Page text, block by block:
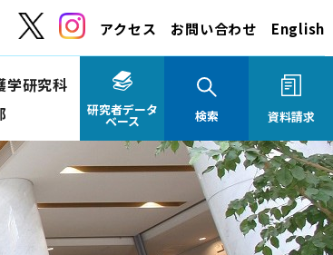
アクセス お問い合わせ English
学研究科
研究者データ
ベース 検索 資料請求